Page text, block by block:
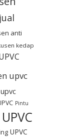
jual
anti
kedap
upvc
Pintu
UPVC